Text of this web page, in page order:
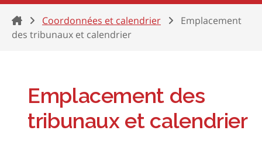
HomeCoordonnées et calendrier
Emplacement
des tribunaux et calendrier
Emplacement des
tribunaux et calendrier